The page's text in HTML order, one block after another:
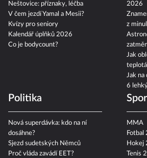
Neštovice: příznaky, léčba
V čem jezdí Yamal a Mesii?
Kvízy pro seniory
Kalendář úplňků 2026
Co je bodycount?
2026
z
Jak
Jak na
6
Politika
Nová superdávka: kdo na ní
dosáhne?
Sjezd sudetských Němců
Proč vláda zavádí EET?
MMA
Hokej
Tenis